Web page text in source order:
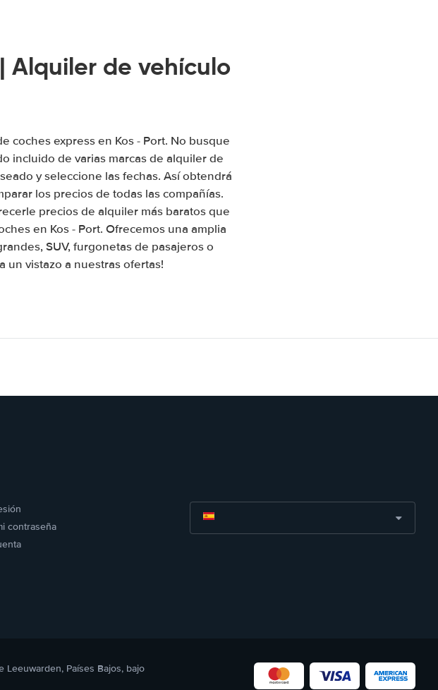
| Alquiler de vehículo
coches express en Kos - Port. No busque
incluido de varias marcas de alquiler de
y seleccione las fechas. Así obtendrá
los precios de todas las compañías.
precios de alquiler más baratos que
en Kos - Port. Ofrecemos una amplia
SUV, furgonetas de pasajeros o
un vistazo a nuestras ofertas!
contraseña
Leeuwarden, Países Bajos, bajo